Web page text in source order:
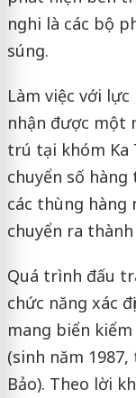
nghi là các bộ
súng.
Làm việc với
nhận được một
trú tại khóm Ka
chuyển số hàng
các thùng hàng
chuyển ra
Quá trình đấu
chức năng xác
mang biển kiểm
(sinh năm
Bảo). Theo lời